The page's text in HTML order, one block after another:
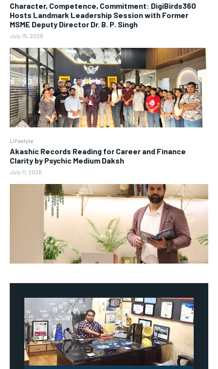
Character, Competence, Commitment: DigiBirds360
Hosts Landmark Leadership Session with Former
MSME Deputy Director Dr. B. P. Singh
July 15, 2026
Lifestyle
Akashic Records Reading for Career and Finance
Clarity by Psychic Medium Daksh
July 11, 2026